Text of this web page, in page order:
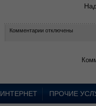
Комментарии отключены
ИНТЕРНЕТ ПРОЧИЕ